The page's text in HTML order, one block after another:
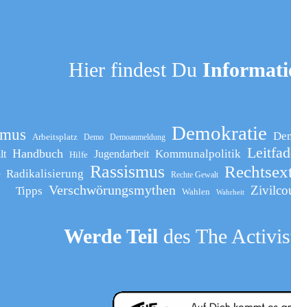
Hier findest Du
Arbeitsplatz Demo Demoanmeldung Demokratie
Handbuch Hilfe Jugendarbeit Kommunalpolitik
Radikalisierung Rassismus Rechte Gewalt
Tipps Verschwörungsmythen Wahlen Wahrheit
Werde Teil des The